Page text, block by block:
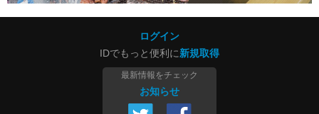
ログイン
IDでもっと便利に新規取得
最新情報をチェック
お知らせ